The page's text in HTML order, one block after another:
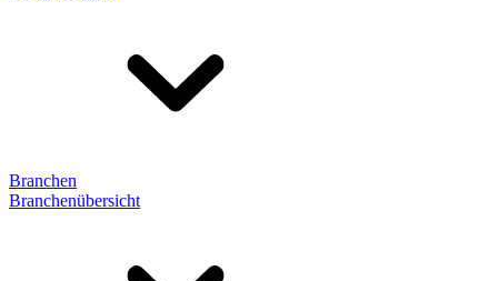
Branchen
Branchenübersicht